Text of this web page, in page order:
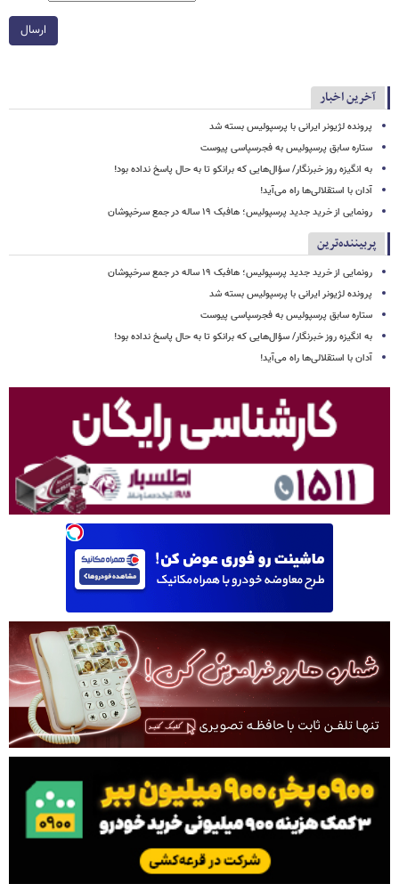
ارسال
آخرین اخبار
پرونده لژیونر ایرانی با پرسپولیس بسته شد
ستاره سابق پرسپولیس به فجرسپاسی پیوست
به انگیزه روز خبرنگار/ سؤال‌هایی که برانکو تا به حال پاسخ نداده بود!
آدان با استقلالی‌ها راه می‌آید!
رونمایی از خرید جدید پرسپولیس؛ هافبک ۱۹ ساله در جمع سرخپوشان
پربیننده‌ترین
رونمایی از خرید جدید پرسپولیس؛ هافبک ۱۹ ساله در جمع سرخپوشان
پرونده لژیونر ایرانی با پرسپولیس بسته شد
ستاره سابق پرسپولیس به فجرسپاسی پیوست
به انگیزه روز خبرنگار/ سؤال‌هایی که برانکو تا به حال پاسخ نداده بود!
آدان با استقلالی‌ها راه می‌آید!